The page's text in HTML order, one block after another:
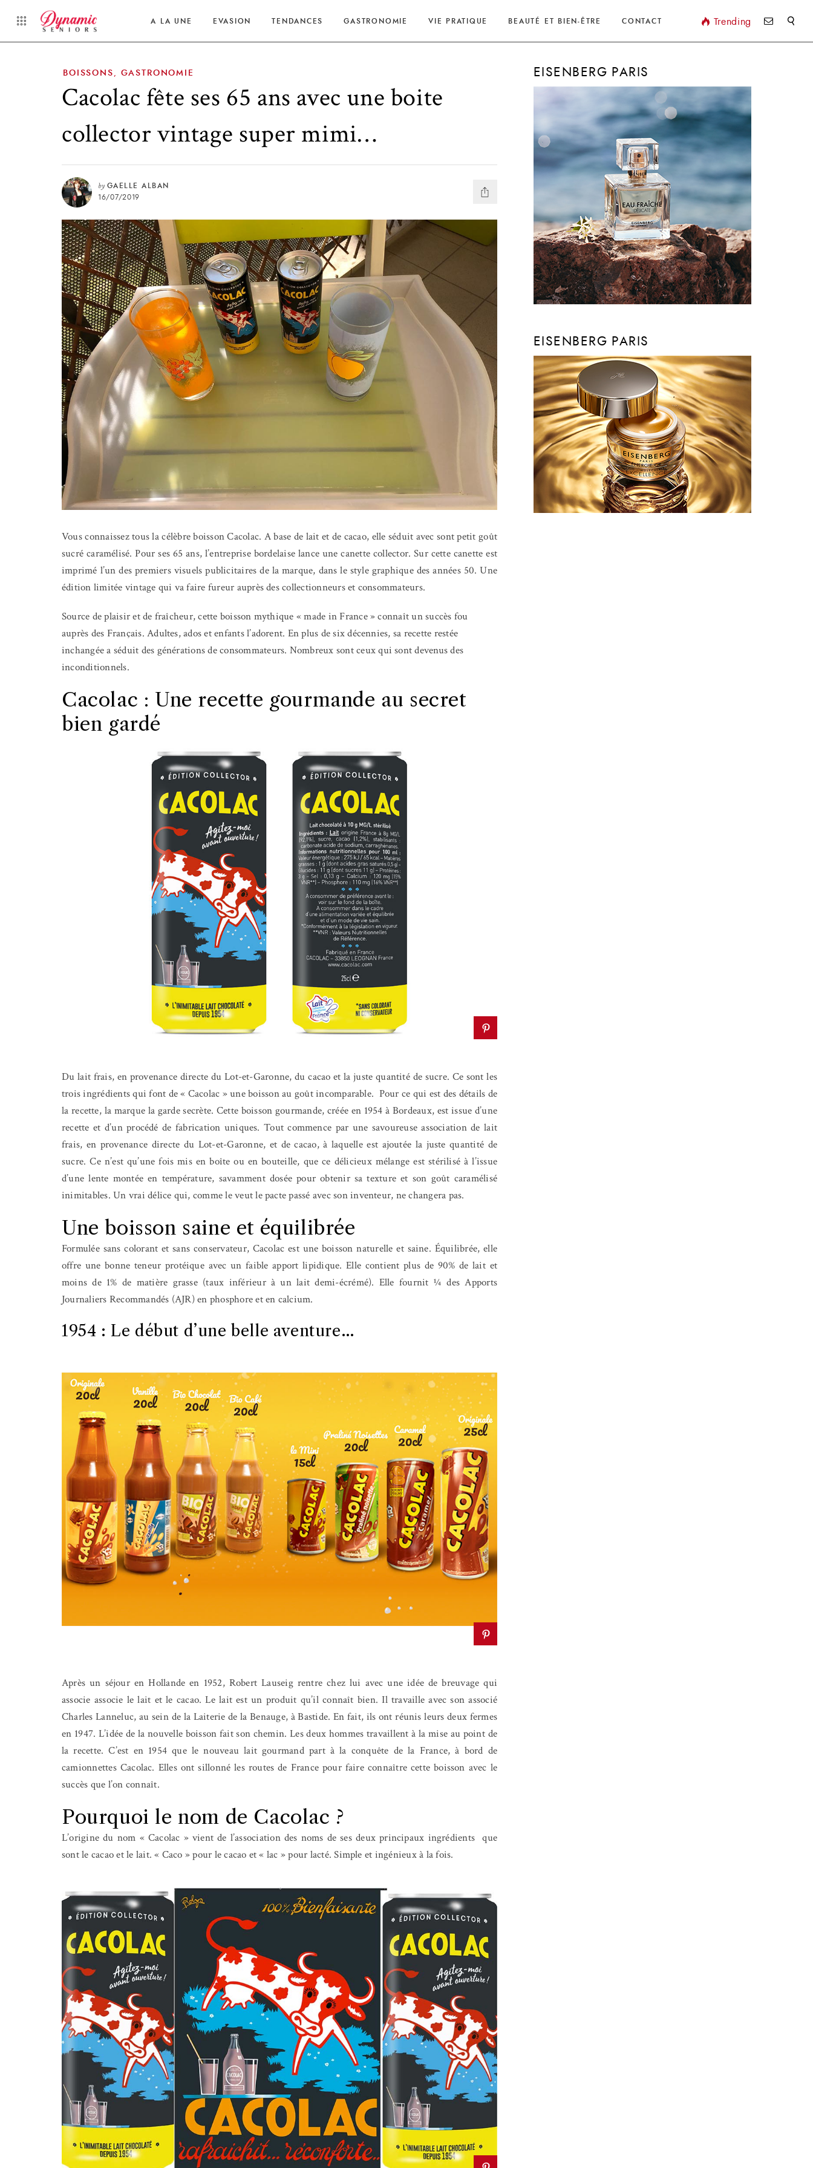
A LA UNE EVASION TENDANCES GASTRONOMIE VIE PRATIQUE BEAUTÉ ET BIEN-ÊTRE CONTACT Trending
BOISSONS GASTRONOMIE
Cacolac fête ses 65 ans avec une boite
collector vintage super mimi…
by GAELLE ALBAN
16/07/2019
Vous connaissez tous la célèbre boisson Cacolac. A base de lait et de cacao, elle séduit avec sont petit goût
sucré caramélisé. Pour ses 65 ans, l’entreprise bordelaise lance une canette collector. Sur cette canette est
imprimé l’un des premiers visuels publicitaires de la marque, dans le style graphique des années 50. Une
édition limitée vintage qui va faire fureur auprès des collectionneurs et consommateurs.
Source de plaisir et de fraîcheur, cette boisson mythique « made in France » connaît un succès fou
auprès des Français. Adultes, ados et enfants l’adorent. En plus de six décennies, sa recette restée
inchangée a séduit des générations de consommateurs. Nombreux sont ceux qui sont devenus des
inconditionnels.
Cacolac : Une recette gourmande au secret
bien gardé
Du lait frais, en provenance directe du Lot-et-Garonne, du cacao et la juste quantité de sucre. Ce sont les
trois ingrédients qui font de « Cacolac » une boisson au goût incomparable. Pour ce qui est des détails de
la recette, la marque la garde secrète. Cette boisson gourmande, créée en 1954 à Bordeaux, est issue d’une
recette et d’un procédé de fabrication uniques. Tout commence par une savoureuse association de lait
frais, en provenance directe du Lot-et-Garonne, et de cacao, à laquelle est ajoutée la juste quantité de
sucre. Ce n’est qu’une fois mis en boîte ou en bouteille, que ce délicieux mélange est stérilisé à l’issue
d’une lente montée en température, savamment dosée pour obtenir sa texture et son goût caramélisé
inimitables. Un vrai délice qui, comme le veut le pacte passé avec son inventeur, ne changera pas.
Une boisson saine et équilibrée
Formulée sans colorant et sans conservateur, Cacolac est une boisson naturelle et saine. Équilibrée, elle
offre une bonne teneur protéique avec un faible apport lipidique. Elle contient plus de 90% de lait et
moins de 1% de matière grasse (taux inférieur à un lait demi-écrémé). Elle fournit ¼ des Apports
Journaliers Recommandés (AJR) en phosphore et en calcium.
1954 : Le début d’une belle aventure…
Après un séjour en Hollande en 1952, Robert Lauseig rentre chez lui avec une idée de breuvage qui
associe associe le lait et le cacao. Le lait est un produit qu’il connaît bien. Il travaille avec son associé
Charles Lanneluc, au sein de la Laiterie de la Benauge, à Bastide. En fait, ils ont réunis leurs deux fermes
en 1947. L’idée de la nouvelle boisson fait son chemin. Les deux hommes travaillent à la mise au point de
la recette. C’est en 1954 que le nouveau lait gourmand part à la conquête de la France, à bord de
camionnettes Cacolac. Elles ont sillonné les routes de France pour faire connaître cette boisson avec le
succès que l’on connaît.
Pourquoi le nom de Cacolac ?
L’origine du nom « Cacolac » vient de l’association des noms de ses deux principaux ingrédients que
sont le cacao et le lait. « Caco » pour le cacao et « lac » pour lacté. Simple et ingénieux à la fois.
EISENBERG PARIS
EISENBERG PARIS